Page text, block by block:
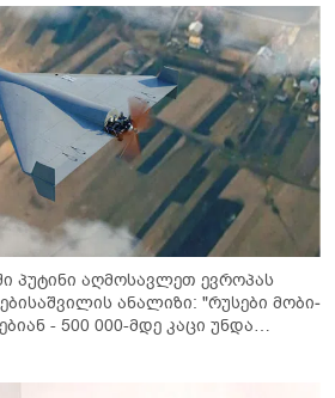
პუტინი აღმოსავლეთ ევროპას
ანალიზი: "რუსები მობი­
- 500 000-მდე კაცი უნდა